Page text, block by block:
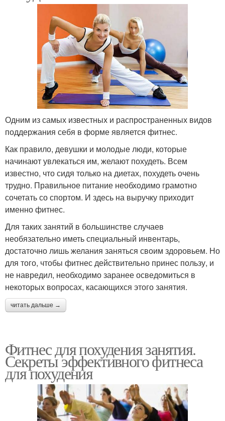
Одним из самых известных и распространенных видов
поддержания себя в форме является фитнес.
Как правило, девушки и молодые люди, которые
начинают увлекаться им, желают похудеть. Всем
известно, что сидя только на диетах, похудеть очень
трудно. Правильное питание необходимо грамотно
сочетать со спортом. И здесь на выручку приходит
именно фитнес.
Для таких занятий в большинстве случаев
необязательно иметь специальный инвентарь,
достаточно лишь желания заняться своим здоровьем. Но
для того, чтобы фитнес действительно принес пользу, и
не навредил, необходимо заранее осведомиться в
некоторых вопросах, касающихся этого занятия.
читать дальше →
Фитнес для похудения занятия.
Секреты эффективного фитнеса
для похудения